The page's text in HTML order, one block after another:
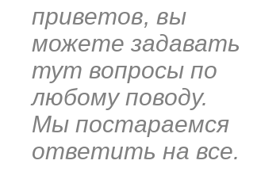
приветов, вы
можете задавать
тут вопросы по
любому поводу.
Мы постараемся
ответить на все.